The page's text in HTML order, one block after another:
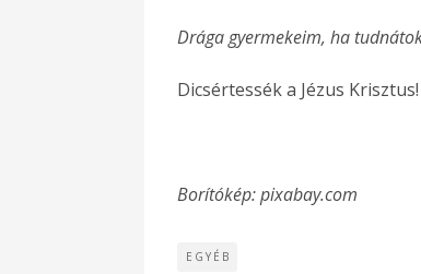
Drága gyermekeim, ha
Dicsértessék a Jézus Krisztus!
Borítókép: pixabay.com
EGYÉB